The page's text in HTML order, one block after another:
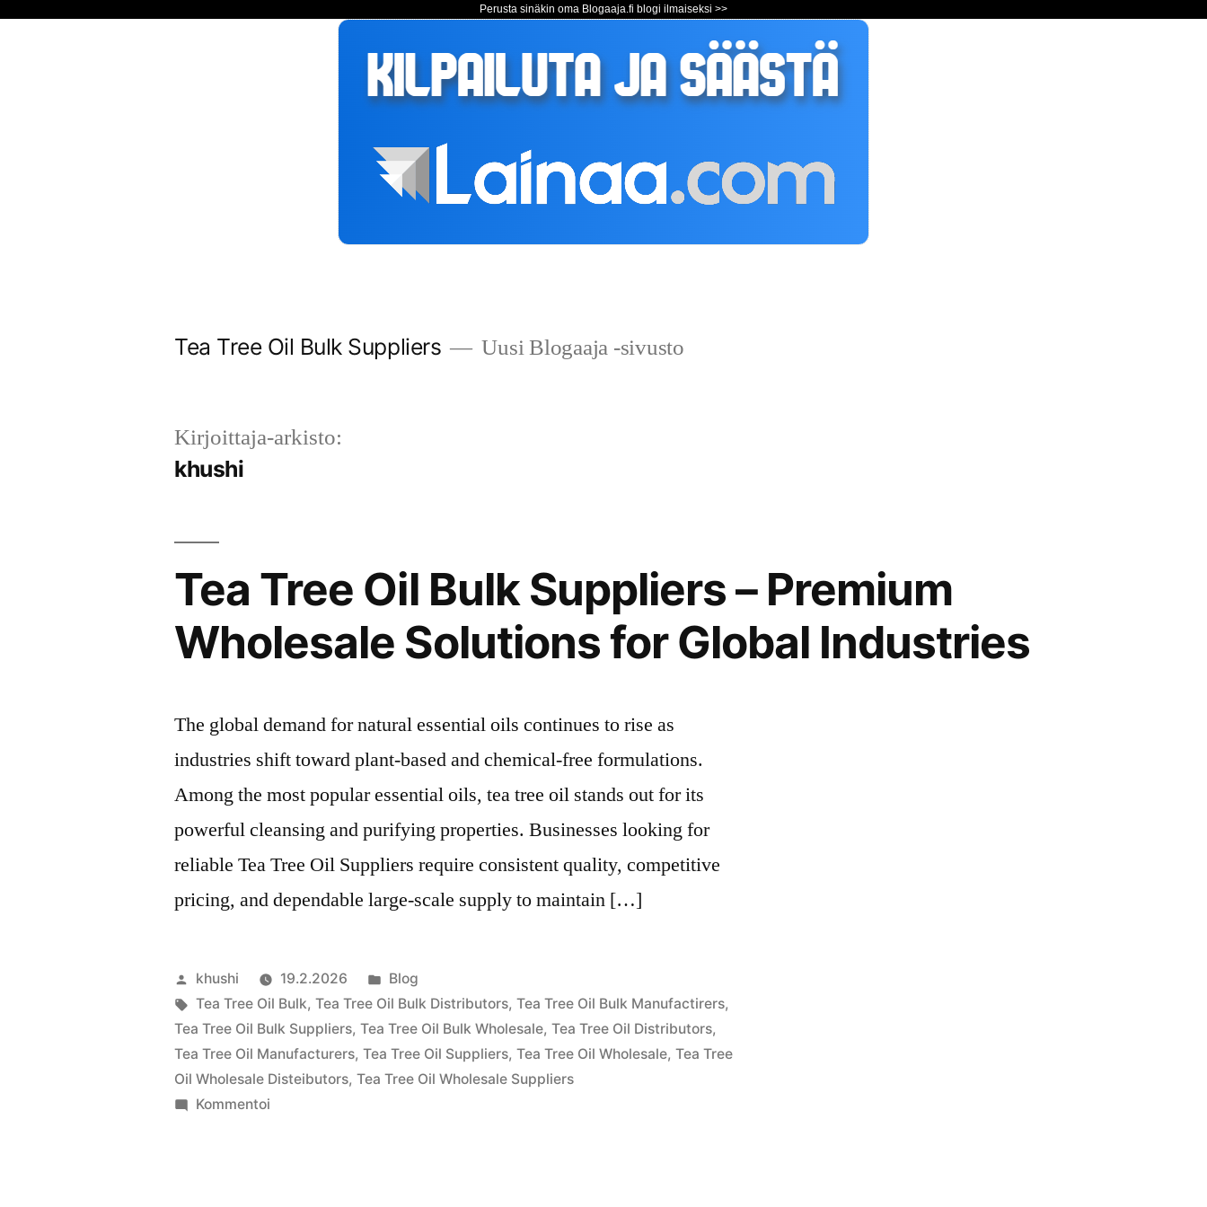
Perusta sinäkin oma Blogaaja.fi blogi ilmaiseksi >>
Tea Tree Oil Bulk Suppliers Uusi Blogaaja -sivusto
Kirjoittaja-arkisto:
khushi
Tea Tree Oil Bulk Suppliers – Premium
Wholesale Solutions for Global Industries
The global demand for natural essential oils continues to rise as
industries shift toward plant-based and chemical-free formulations.
Among the most popular essential oils, tea tree oil stands out for its
powerful cleansing and purifying properties. Businesses looking for
reliable Tea Tree Oil Suppliers require consistent quality, competitive
pricing, and dependable large-scale supply to maintain […]
Artikkelin
julkaisija
on
khushi 19.2.2026
Julkaistu
kategoriassa
Blog
Avainsanat:
Tea Tree Oil Bulk,Tea Tree Oil Bulk Distributors,Tea Tree Oil Bulk Manufactirers,
Tea Tree Oil Bulk Suppliers,Tea Tree Oil Bulk Wholesale,Tea Tree Oil Distributors,
Tea Tree Oil Manufacturers,Tea Tree Oil Suppliers,Tea Tree Oil Wholesale,Tea Tree
Oil Wholesale Disteibutors,Tea Tree Oil Wholesale Suppliers
Kommentoi